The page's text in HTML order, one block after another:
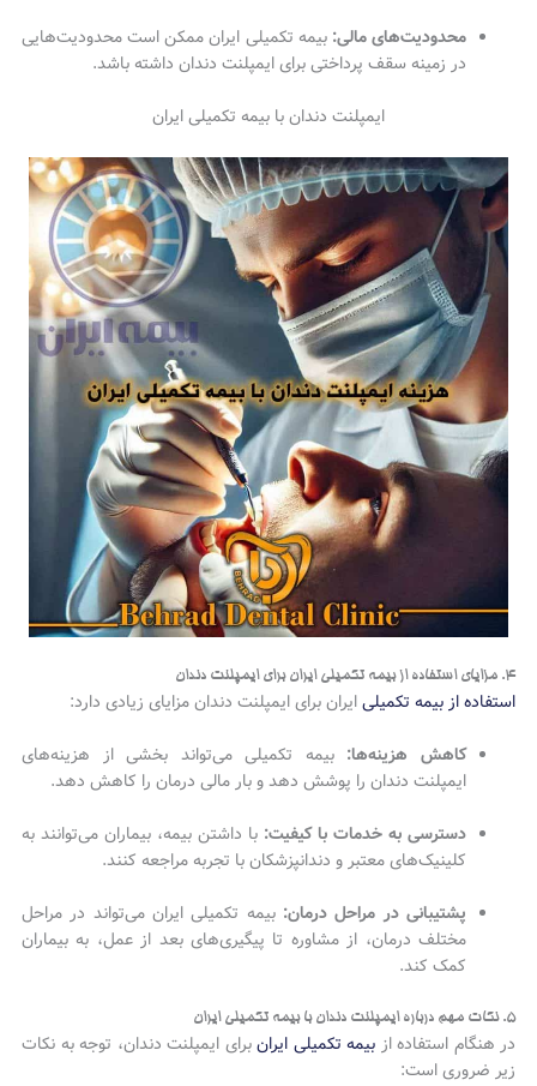
محدودیت‌های مالی: بیمه تکمیلی ایران ممکن است محدودیت‌هایی
در زمینه سقف پرداختی برای ایمپلنت دندان داشته باشد.
ایمپلنت دندان با بیمه تکمیلی ایران
۴. مزایای استفاده از بیمه تکمیلی ایران برای ایمپلنت دندان
استفاده از بیمه تکمیلیایران برای ایمپلنت دندان مزایای زیادی دارد:
کاهش هزینه‌ها: بیمه تکمیلی می‌تواند بخشی از هزینه‌های
ایمپلنت دندان را پوشش دهد و بار مالی درمان را کاهش دهد.
دسترسی به خدمات با کیفیت: با داشتن بیمه، بیماران می‌توانند به
کلینیک‌های معتبر و دندانپزشکان با تجربه مراجعه کنند.
پشتیبانی در مراحل درمان: بیمه تکمیلی ایران می‌تواند در مراحل
مختلف درمان، از مشاوره تا پیگیری‌های بعد از عمل، به بیماران
کمک کند.
۵. نکات مهم درباره ایمپلنت دندان با بیمه تکمیلی ایران
در هنگام استفاده از بیمه تکمیلی ایرانبرای ایمپلنت دندان، توجه به نکات
زیر ضروری است: